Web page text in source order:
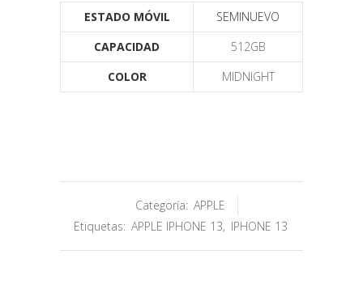
ESTADO MÓVIL
SEMINUEVO
CAPACIDAD
512GB
COLOR
MIDNIGHT
Categoría: APPLE
Etiquetas: APPLE IPHONE 13, IPHONE 13